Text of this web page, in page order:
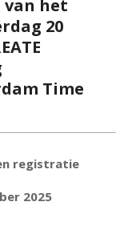
van het
20
Time
registratie
2025